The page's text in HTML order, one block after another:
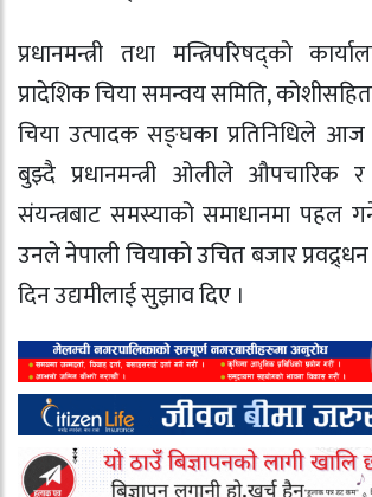
प्रधानमन्त्री तथा मन्त्रिपरिषद्को
प्रादेशिक चिया समन्वय समिति,
चिया उत्पादक सङ्घका प्रतिनिधिले आज
बुझ्दै प्रधानमन्त्री ओलीले औपचारिक
संयन्त्रबाट समस्याको समाधानमा पहल
उनले नेपाली चियाको उचित बजार प्रवद्र्धन
दिन उद्यमीलाई सुझाव दिए ।